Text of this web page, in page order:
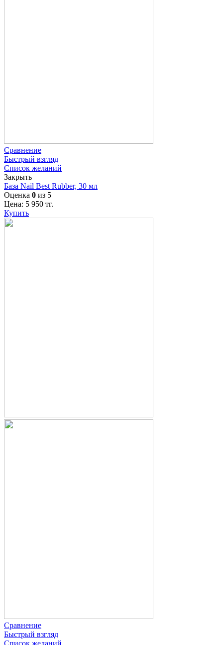
Сравнение
Быстрый взгляд
Список желаний
Закрыть
База Nail Best Rubber, 30 мл
Оценка 0 из 5
Цена: 5 950 тг.
Купить
Сравнение
Быстрый взгляд
Список желаний